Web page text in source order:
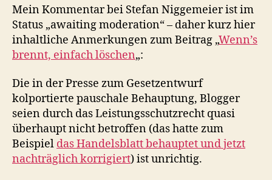
Mein Kommentar bei Stefan Niggemeier ist im
Status „awaiting moderation“ – daher kurz hier
inhaltliche Anmerkungen zum Beitrag „Wenn’s
brennt, einfach löschen„:
Die in der Presse zum Gesetzentwurf
kolportierte pauschale Behauptung, Blogger
seien durch das Leistungsschutzrecht quasi
überhaupt nicht betroffen (das hatte zum
Beispiel das Handelsblatt behauptet und jetzt
nachträglich korrigiert) ist unrichtig.